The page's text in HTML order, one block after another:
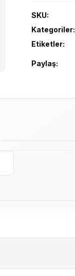
SKU:
Kategoriler:
Etiketler:
Paylaş: